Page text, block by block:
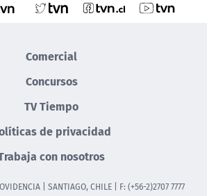
Comercial
Concursos
TV Tiempo
de privacidad
con nosotros
| SANTIAGO, CHILE | F: (+56-2)2707 7777